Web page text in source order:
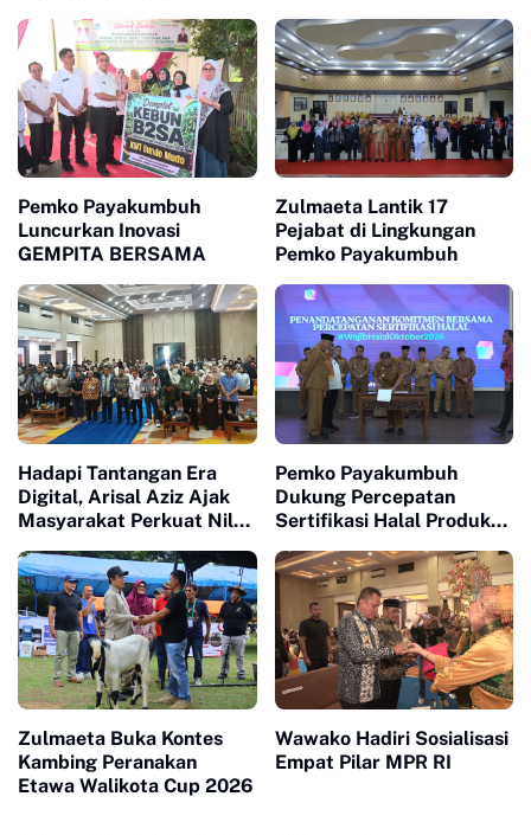
Pemko Payakumbuh
Luncurkan Inovasi
GEMPITA BERSAMA
Zulmaeta Lantik 17
Pejabat di Lingkungan
Pemko Payakumbuh
Hadapi Tantangan Era
Digital, Arisal Aziz Ajak
Masyarakat Perkuat Nilai
Pemko Payakumbuh
Dukung Percepatan
Sertifikasi Halal Produk
Zulmaeta Buka Kontes
Kambing Peranakan
Etawa Walikota Cup 2026
Wawako Hadiri Sosialisasi
Empat Pilar MPR RI